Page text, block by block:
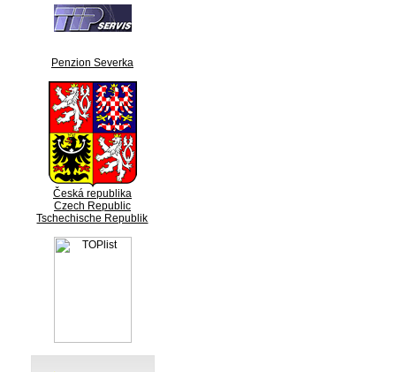
Penzion Severka
Česká republika
Czech Republic
Tschechische Republik